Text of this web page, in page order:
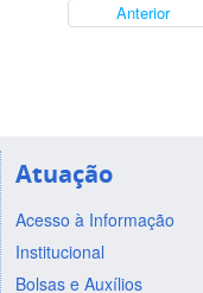
Anterior
Atuação
Acesso à Informação
Institucional
Bolsas e Auxílios